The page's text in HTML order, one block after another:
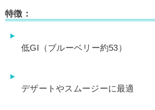
特徴：
低GI（ブルーベリー約53）
デザートやスムージーに最適